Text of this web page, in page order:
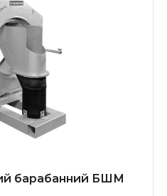
барабанний БШМ